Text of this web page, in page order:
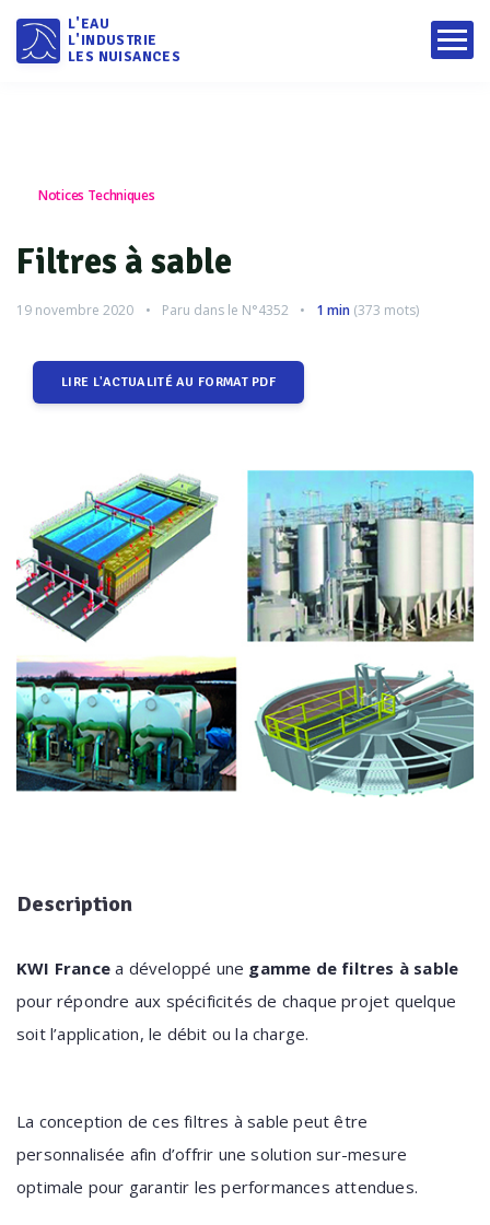
L'EAU
L'INDUSTRIE
LES NUISANCES
Notices Techniques
Filtres à sable
19 novembre 2020 Paru dans le N°4352 1 min (373 mots)
LIRE L'ACTUALITÉ AU FORMAT PDF
Description
KWI France a développé une gamme de filtres à sable
pour répondre aux spécificités de chaque projet quelque
soit l’application, le débit ou la charge.
La conception de ces filtres à sable peut être
personnalisée afin d’offrir une solution sur-mesure
optimale pour garantir les performances attendues.